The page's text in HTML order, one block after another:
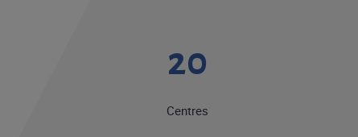
20
Centres